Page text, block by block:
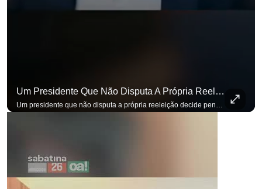
Um Presidente Que Não Disputa A Própria Reeleição Decide Pensando Em Quem Vem Depois.
Um presidente que não disputa a própria reeleição decide pensando em quem vem depois. Foi assim que Flávio Bolsonaro defendeu a PEC do fim da reeleição, primeira das medidas que citou para o ambiente de negócios. Se você busca informação com credibilidade, inscreva-se agora e ative o